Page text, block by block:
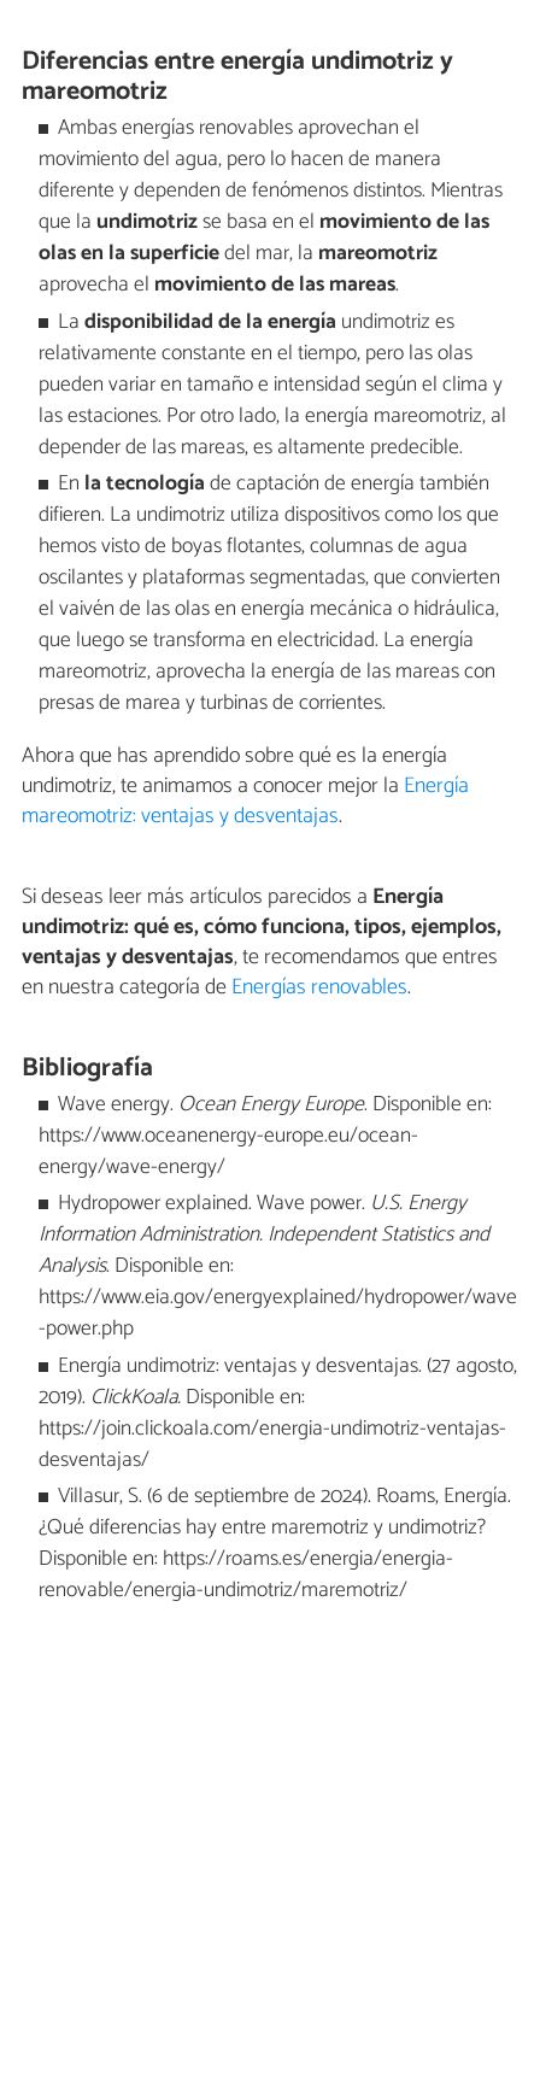
Diferencias entre energía undimotriz y
mareomotriz
Ambas energías renovables aprovechan el
movimiento del agua, pero lo hacen de manera
diferente y dependen de fenómenos distintos. Mientras
que la undimotrizse basa en el movimiento de las
olas en la superficiedel mar, la mareomotriz
aprovecha el movimiento de las mareas.
Ladisponibilidad de la energía undimotriz es
relativamente constante en el tiempo, pero las olas
pueden variar en tamaño e intensidad según el clima y
las estaciones. Por otro lado, la energía mareomotriz, al
depender de las mareas, es altamente predecible.
En la tecnologíade captación de energía también
difieren. La undimotriz utiliza dispositivos como los que
hemos visto de boyas flotantes, columnas de agua
oscilantes y plataformas segmentadas, que convierten
el vaivén de las olas en energía mecánica o hidráulica,
que luego se transforma en electricidad. La energía
mareomotriz, aprovecha la energía de las mareas con
presas de marea y turbinas de corrientes.
Ahora que has aprendido sobre qué es la energía
undimotriz, te animamos a conocer mejor la Energía
mareomotriz: ventajas y desventajas.
Si deseas leer más artículos parecidos a Energía
undimotriz: qué es, cómo funciona, tipos, ejemplos,
ventajas y desventajas, te recomendamos que entres
en nuestra categoría deEnergías renovables.
Bibliografía
Wave energy. Ocean Energy Europe. Disponible en:
https://www.oceanenergy-europe.eu/ocean-
energy/wave-energy/
Hydropower explained. Wave power. U.S. Energy
Information Administration. Independent Statistics and
Analysis. Disponible en:
https://www.eia.gov/energyexplained/hydropower/wave
-power.php
Energía undimotriz: ventajas y desventajas. (27 agosto,
2019). ClickKoala.Disponible en:
https://join.clickoala.com/energia-undimotriz-ventajas-
desventajas/
Villasur, S. (6 de septiembre de 2024). Roams, Energía.
¿Qué diferencias hay entre maremotriz y undimotriz?
Disponible en: https://roams.es/energia/energia-
renovable/energia-undimotriz/maremotriz/